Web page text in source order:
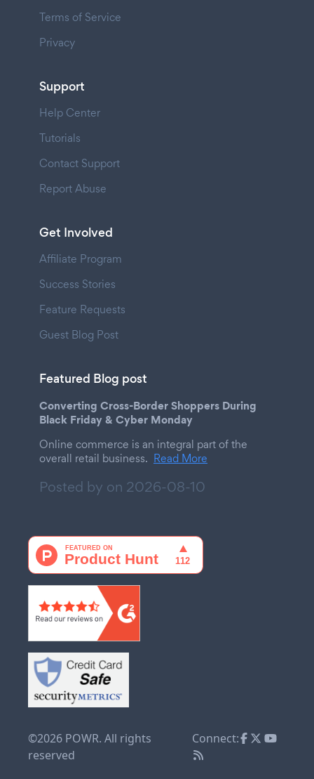
Terms of Service
Privacy
Support
Help Center
Tutorials
Contact Support
Report Abuse
Get Involved
Affiliate Program
Success Stories
Feature Requests
Guest Blog Post
Featured Blog post
Converting Cross-Border Shoppers During
Black Friday & Cyber Monday
Online commerce is an integral part of the
overall retail business. Read More
Posted by on 2026-08-10
©2026 POWR. All rights
reserved
Connect: